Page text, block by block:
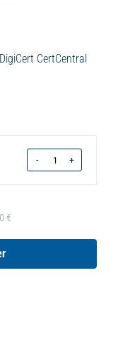
CertCentral
- +
€